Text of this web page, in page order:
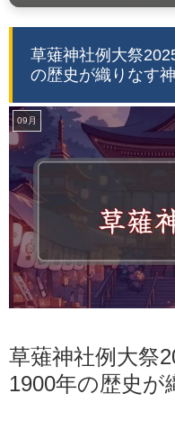
草薙神社例大祭
の歴史が織りなす
09月
草薙神社例大祭
1900年の歴史が